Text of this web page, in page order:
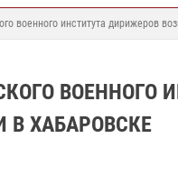
военного института дирижеров
ВОЕННОГО
В ХАБАРОВСКЕ